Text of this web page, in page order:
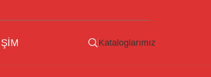
Kataloglarımız